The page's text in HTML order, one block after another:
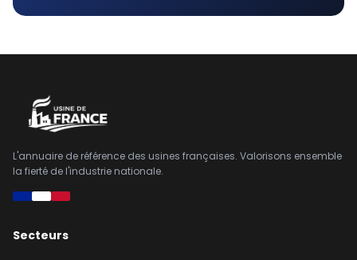
L'annuaire de référence des usines françaises. Valorisons ensemble
la fierté de l'industrie nationale.
Secteurs